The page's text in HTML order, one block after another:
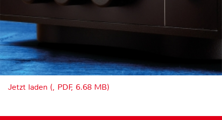
Jetzt laden (, PDF, 6.68 MB)